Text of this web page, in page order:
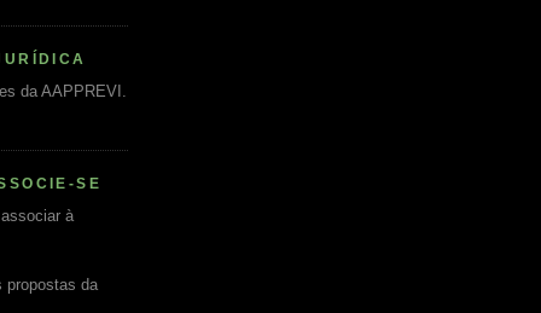
da AAPPREVI.
SE
à
propostas da